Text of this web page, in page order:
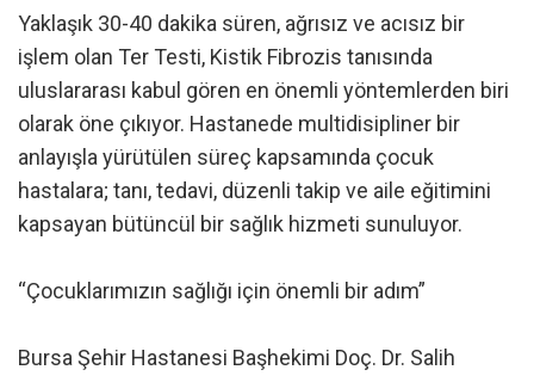
Yaklaşık 30-40 dakika süren, ağrısız ve acısız bir
işlem olan Ter Testi, Kistik Fibrozis tanısında
uluslararası kabul gören en önemli yöntemlerden biri
olarak öne çıkıyor. Hastanede multidisipliner bir
anlayışla yürütülen süreç kapsamında çocuk
hastalara; tanı, tedavi, düzenli takip ve aile eğitimini
kapsayan bütüncül bir sağlık hizmeti sunuluyor.
“Çocuklarımızın sağlığı için önemli bir adım”
Bursa Şehir Hastanesi Başhekimi Doç. Dr. Salih